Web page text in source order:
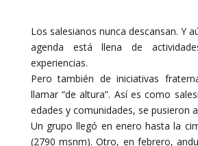
Los salesianos nunca descansan. Y
agenda está llena de
experiencias.
Pero también de iniciativas
llamar “de altura”. Así es como
edades y comunidades, se pusieron
Un grupo llegó en enero hasta la
(2790 msnm). Otro, en febrero,